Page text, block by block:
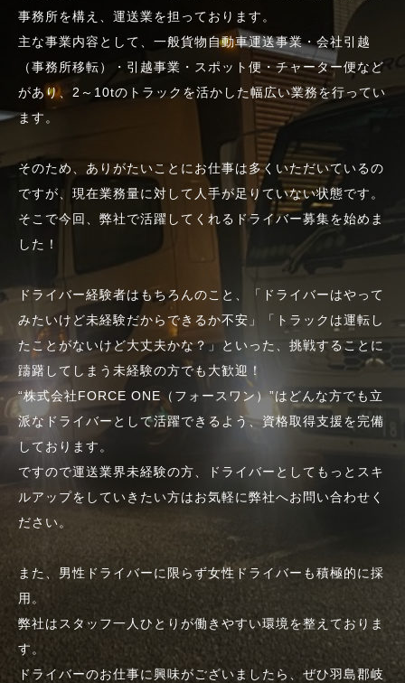
事務所を構え、運送業を担っております。
主な事業内容として、一般貨物自動車運送事業・会社引越
（事務所移転）・引越事業・スポット便・チャーター便など
があり、2～10tのトラックを活かした幅広い業務を行ってい
ます。
そのため、ありがたいことにお仕事は多くいただいているの
ですが、現在業務量に対して人手が足りていない状態です。
そこで今回、弊社で活躍してくれるドライバー募集を始めま
した！
ドライバー経験者はもちろんのこと、「ドライバーはやって
みたいけど未経験だからできるか不安」「トラックは運転し
たことがないけど大丈夫かな？」といった、挑戦することに
躊躇してしまう未経験の方でも大歓迎！
“株式会社FORCE ONE（フォースワン）”はどんな方でも立
派なドライバーとして活躍できるよう、資格取得支援を完備
しております。
ですので運送業界未経験の方、ドライバーとしてもっとスキ
ルアップをしていきたい方はお気軽に弊社へお問い合わせく
ださい。
また、男性ドライバーに限らず女性ドライバーも積極的に採
用。
弊社はスタッフ一人ひとりが働きやすい環境を整えておりま
す。
ドライバーのお仕事に興味がございましたら、ぜひ羽島郡岐